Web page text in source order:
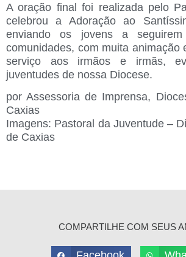
A oração final foi realizada pelo
celebrou a Adoração ao
enviando os jovens a
comunidades, com muita animação
serviço aos irmãos e irmãs,
juventudes de nossa Diocese.
por Assessoria de Imprensa,
Caxias
Imagens: Pastoral da Juventude –
de Caxias
COMPARTILHE COM SEUS